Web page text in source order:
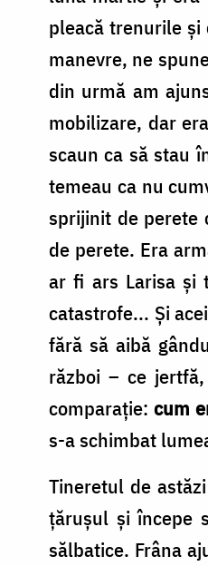
pleacă trenurile şi
manevre, ne
din urmă am
mobilizare, dar
scaun ca să stau
temeau ca nu
sprijinit de perete
de perete. Era
ar fi ars Larisa şi
catastrofe... Şi
fără să aibă
război – ce
comparaţie:cum
s-a schimbat
Tineretul de
ţăruşul şi începe
sălbatice. Frâna